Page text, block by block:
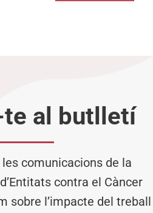
al butlletí
comunicacions de la
contra el Càncer
sobre l’impacte del treball